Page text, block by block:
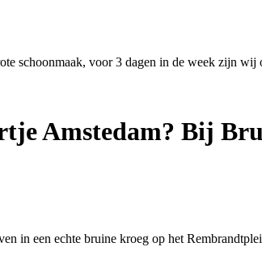
schoonmaak, voor 3 dagen in de week zijn wij
Amstedam? Bij
in een echte bruine kroeg op het